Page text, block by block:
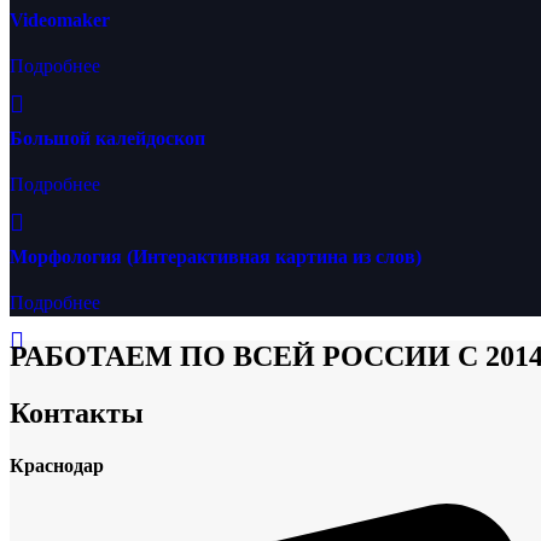
Videomaker
Подробнее
Большой калейдоскоп
Подробнее
Морфология (Интерактивная картина из слов)
Подробнее
РАБОТАЕМ ПО ВСЕЙ РОССИИ С
Контакты
Краснодар